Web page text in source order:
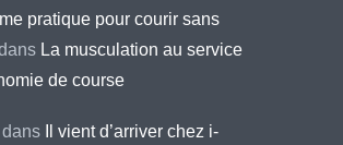
pratique pour courir sans
La musculation au service
de course
dans
Il vient d’arriver chez i-